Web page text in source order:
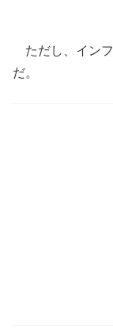
ただし、イン
だ。